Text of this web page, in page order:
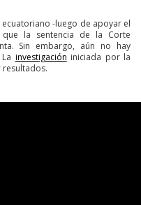
-luego de apoyar el
que la sentencia de la Corte
Sin embargo, aún no hay
investigación iniciada por la
resultados.